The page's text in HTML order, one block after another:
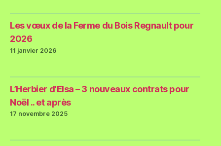
Les vœux de la Ferme du Bois Regnault pour
2026
11 janvier 2026
L’Herbier d’Elsa – 3 nouveaux contrats pour
Noël .. et après
17 novembre 2025